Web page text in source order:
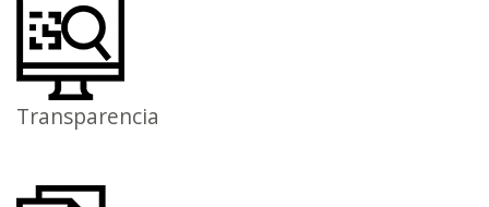
Transparencia